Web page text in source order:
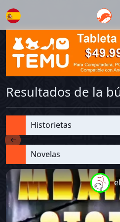
Español
Resultados de la
Historietas
←
Novelas